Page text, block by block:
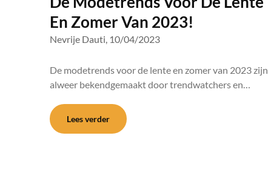
En Zomer Van 2023!
Nevrije Dauti, 10/04/2023
De modetrends voor de lente en zomer van 2023 zijn
alweer bekendgemaakt door trendwatchers en…
Lees verder